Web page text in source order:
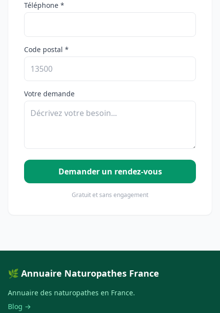
Téléphone *
Code postal *
Votre demande
Demander un rendez-vous
Gratuit et sans engagement
🌿 Annuaire Naturopathes France
Annuaire des naturopathes en France.
Blog →